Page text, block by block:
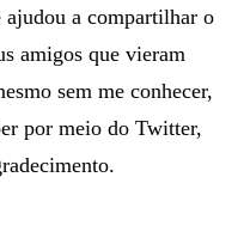
ajudou a compartilhar o
amigos que vieram
sem me conhecer,
por meio do Twitter,